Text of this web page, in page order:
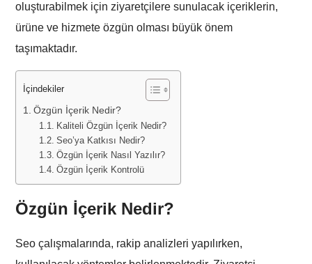
oluşturabilmek için ziyaretçilere sunulacak içeriklerin,
ürüne ve hizmete özgün olması büyük önem
taşımaktadır.
İçindekiler
Özgün İçerik Nedir?
Kaliteli Özgün İçerik Nedir?
Seo’ya Katkısı Nedir?
Özgün İçerik Nasıl Yazılır?
Özgün İçerik Kontrolü
Özgün İçerik Nedir?
Seo çalışmalarında, rakip analizleri yapılırken,